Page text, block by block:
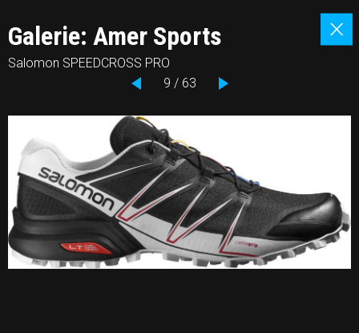
Galerie: Amer Sports
Salomon SPEEDCROSS PRO
9 / 63